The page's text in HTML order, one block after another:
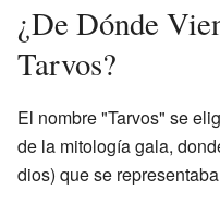
¿De Dónde
Tarvos?
El nombre "Tarvos" se
de la mitología gala,
dios) que se